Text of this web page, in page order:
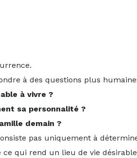
à des questions plus
à vivre ?
sa personnalité ?
demain ?
pas uniquement à
qui rend un lieu de vie